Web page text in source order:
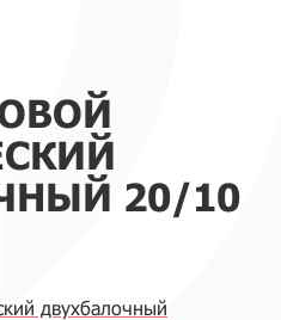
20/10
двухбалочный